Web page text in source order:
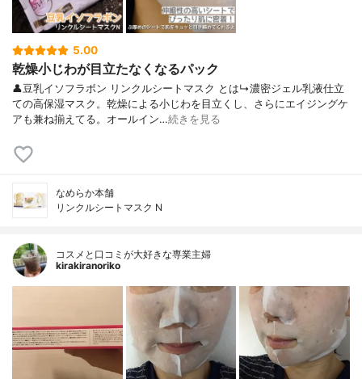
5.00
乾燥小じわが目立たなくなるパック
👤豆乳イソフラボン リンクルシートマスク とは↳濃密ジェル乳液仕立
ての高保湿マスク。乾燥による小じわを目立くし、さらにエイジングケ
アも兼ね揃えてる。オールイン…続きを見る
なめらか本舗
リンクルシートマスク N
コスメと口コミが大好きな専業主婦
kirakiranoriko